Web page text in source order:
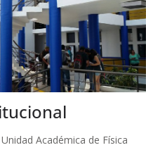
Académica de Física